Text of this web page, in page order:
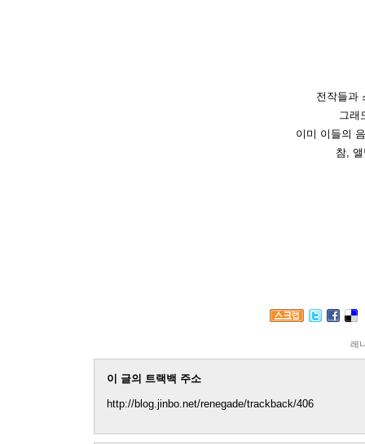
전작들과
그래
이미 이들의
참,
레
이 글의 트랙백 주소
http://blog.jinbo.net/renegade/trackback/406